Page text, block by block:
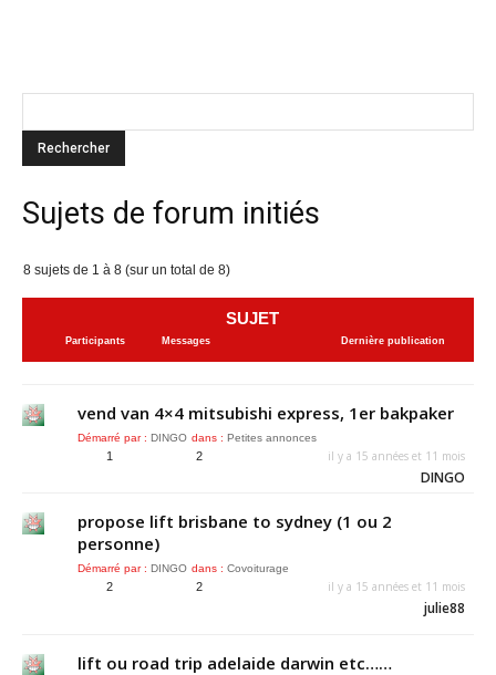
Sujets de forum initiés
8 sujets de 1 à 8 (sur un total de 8)
SUJET
Participants Messages Dernière publication
vend van 4×4 mitsubishi express, 1er bakpaker
Démarré par : DINGO dans : Petites annonces
1 2 il y a 15 années et 11 mois
DINGO
propose lift brisbane to sydney (1 ou 2
personne)
Démarré par : DINGO dans : Covoiturage
2 2 il y a 15 années et 11 mois
julie88
lift ou road trip adelaide darwin etc……